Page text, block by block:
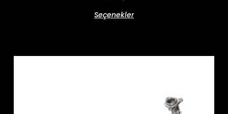
Seçenekler